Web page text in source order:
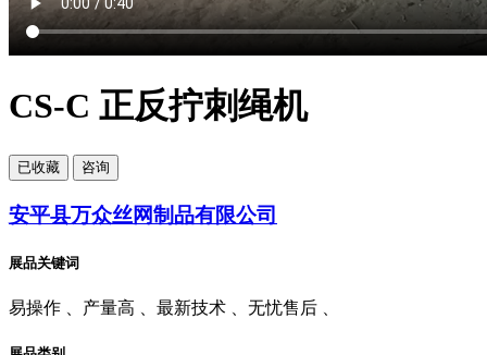
CS-C 正反拧刺绳机
已收藏 咨询
安平县万众丝网制品有限公司
展品关键词
易操作 、产量高 、最新技术 、无忧售后 、